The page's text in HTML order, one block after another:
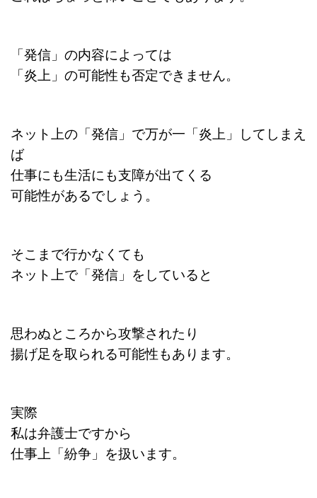
「発信」の内容によっては
「炎上」の可能性も否定できません。
ネット上の「発信」で万が一「炎上」してしまえ
ば
仕事にも生活にも支障が出てくる
可能性があるでしょう。
そこまで行かなくても
ネット上で「発信」をしていると
思わぬところから攻撃されたり
揚げ足を取られる可能性もあります。
実際
私は弁護士ですから
仕事上「紛争」を扱います。